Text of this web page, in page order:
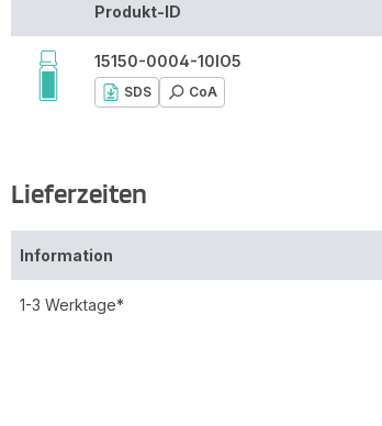
Produkt-ID
15150-0004-10IO5
SDS CoA
Lieferzeiten
Information
1-3 Werktage*